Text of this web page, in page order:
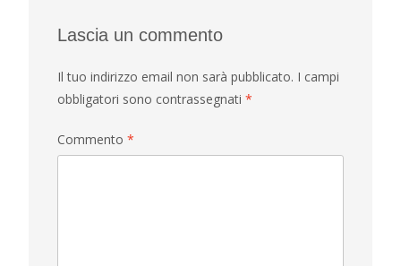
Lascia un commento
Il tuo indirizzo email non sarà pubblicato. I campi
obbligatori sono contrassegnati *
Commento *